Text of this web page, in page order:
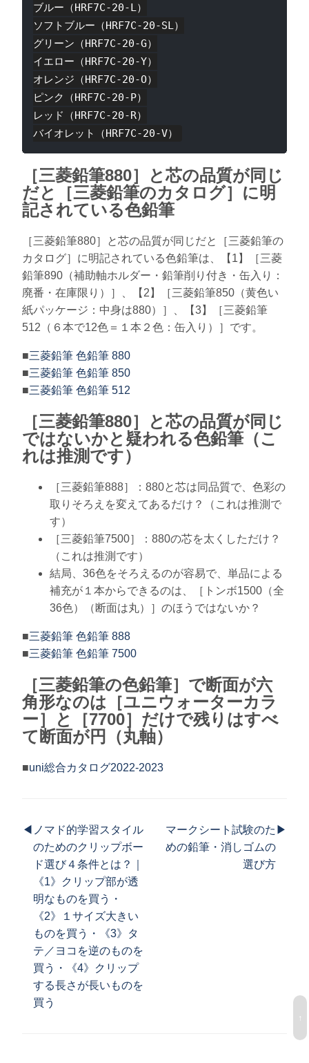
ブルー（HRF7C-20-L）
ソフトブルー（HRF7C-20-SL）
グリーン（HRF7C-20-G）
イエロー（HRF7C-20-Y）
オレンジ（HRF7C-20-O）
ピンク（HRF7C-20-P）
レッド（HRF7C-20-R）
［三菱鉛筆880］と芯の品質が同じ
だと［三菱鉛筆のカタログ］に明
記されている色鉛筆
［三菱鉛筆880］と芯の品質が同じだと［三菱鉛筆の
カタログ］に明記されている色鉛筆は、【1】［三菱
鉛筆890（補助軸ホルダー・鉛筆削り付き・缶入り：
廃番・在庫限り）］、【2】［三菱鉛筆850（黄色い
紙パッケージ：中身は880）］、【3】［三菱鉛筆
512（６本で12色＝１本２色：缶入り）］です。
■三菱鉛筆 色鉛筆 880
■三菱鉛筆 色鉛筆 850
■三菱鉛筆 色鉛筆 512
［三菱鉛筆880］と芯の品質が同じ
ではないかと疑われる色鉛筆（こ
れは推測です）
［三菱鉛筆888］：880と芯は同品質で、色彩の
取りそろえを変えてあるだけ？（これは推測で
す）
［三菱鉛筆7500］：880の芯を太くしただけ？
（これは推測です）
結局、36色をそろえるのが容易で、単品による
補充が１本からできるのは、［トンボ1500（全
36色）（断面は丸）］のほうではないか？
■三菱鉛筆 色鉛筆 888
■三菱鉛筆 色鉛筆 7500
［三菱鉛筆の色鉛筆］で断面が六
角形なのは［ユニウォーターカラ
ー］と［7700］だけで残りはすべ
て断面が円（丸軸）
■uni総合カタログ2022-2023
◀ ノマド的学習スタイル
のためのクリップボー
ド選び４条件とは？｜
《1》クリップ部が透
明なものを買う・
《2》１サイズ大きい
ものを買う・《3》タ
テ／ヨコを逆のものを
買う・《4》クリップ
する長さが長いものを
買う
マークシート試験のた
めの鉛筆・消しゴムの
選び方
▶
↑